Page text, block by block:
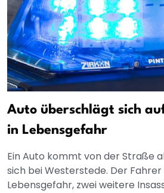
Auto überschlägt sich
in Lebensgefahr
Ein Auto kommt von der Straße
sich bei Westerstede. Der
Lebensgefahr, zwei weitere